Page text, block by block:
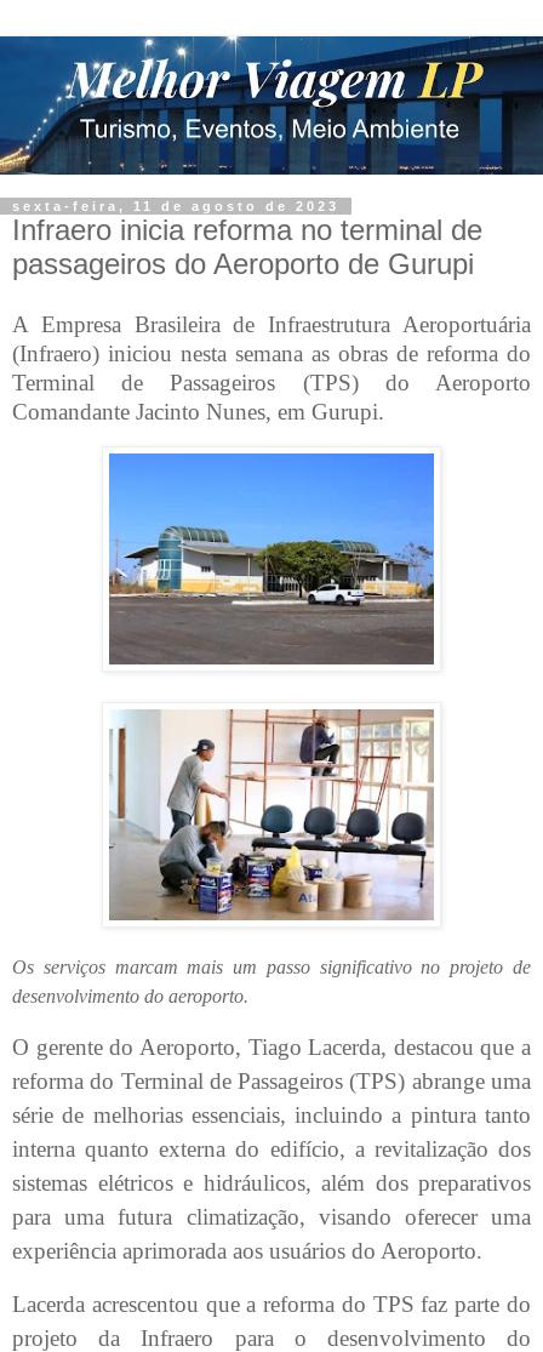
sexta-feira, 11 de agosto de 2023
Infraero inicia reforma no terminal de
passageiros do Aeroporto de Gurupi
A Empresa Brasileira de Infraestrutura Aeroportuária
(Infraero) iniciou nesta semana as obras de reforma do
Terminal de Passageiros (TPS) do Aeroporto
Comandante Jacinto Nunes, em Gurupi.
Os serviços marcam mais um passo significativo no projeto de
desenvolvimento do aeroporto.
O gerente do Aeroporto, Tiago Lacerda, destacou que a
reforma do Terminal de Passageiros (TPS) abrange uma
série de melhorias essenciais, incluindo a pintura tanto
interna quanto externa do edifício, a revitalização dos
sistemas elétricos e hidráulicos, além dos preparativos
para uma futura climatização, visando oferecer uma
experiência aprimorada aos usuários do Aeroporto.
Lacerda acrescentou que a reforma do TPS faz parte do
projeto da Infraero para o desenvolvimento do